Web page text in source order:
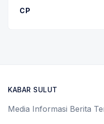
CP
KABAR SULUT
Media Informasi Berita